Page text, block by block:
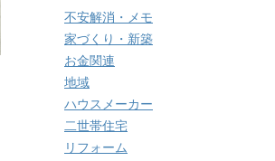
不安解消・メモ
家づくり・新築
お金関連
地域
ハウスメーカー
二世帯住宅
リフォーム